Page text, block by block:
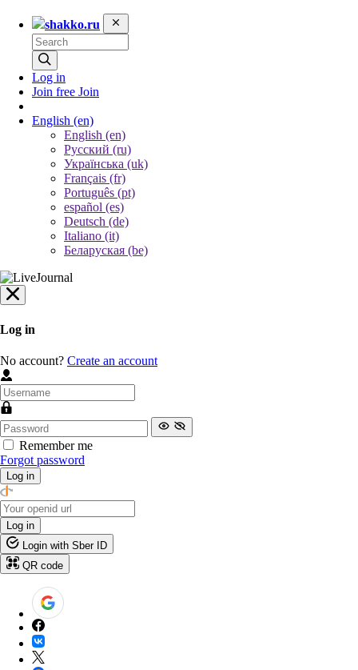
shakko.ru
Log in
Join free Join
English (en)
English (en)
Русский (ru)
Українська (uk)
Français (fr)
Português (pt)
español (es)
Deutsch (de)
Italiano (it)
Беларуская (be)
Log in
No account? Create an account
Remember me
Forgot password
Log in
Log in
Login with Sber ID
QR code